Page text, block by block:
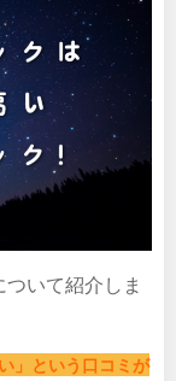
いて紹介しま
」という口コミが